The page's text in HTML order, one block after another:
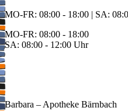
Zum
Inhalt
springen
MO-FR: 08:00 - 18:00 | SA:
MO-FR: 08:00 - 18:00
SA: 08:00 - 12:00 Uhr
BEREITSCHAFT
+43 3142 62553
Barbara – Apotheke Bärnbach